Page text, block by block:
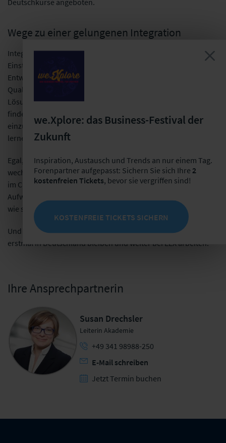
Wege zu einer gelungenen Integration
Integration in den Arbeitsmarkt ist mehr als nur das bloße
Einstellen einer Person und selbst daran scheitert es allzu oft.
Entweder reichen die Deutschkenntnisse nicht aus oder die
Qualifikationen passen nicht zur Stellenausschreibung. Die
Lösung: sich die Offenheit zu bewahren und den Mut zu
finden, sich auf verschiedene Erfahrungen und Perspektiven
einzulassen. Es geht darum, voneinander und miteinander zu
lernen.
Egal, ob das nun bedeutet, die Teamsprache auf Englisch zu
wechseln oder es einfach mal mit jemanden ohne Erfahrung
im Clearing zu versuchen. Natürlich bedeutet das auch
Aufwand und ist mit einem gewissen Risiko verbunden, aber
wie sagt man so schön: „Wo ein Wille ist, da ist auch ein Weg“.
Und die Offenheit hat sich ausgezahlt. Anastasiia möchte
erstmal in Deutschland bleiben und weiter bei EEX arbeiten.
Ihre Ansprechpartnerin
Susan Drechsler
Leiterin Akademie
+49 341 98988-250
E-Mail schreiben
Jetzt Termin buchen
we.Xplore: das Business-Festival der
Zukunft
Inspiration, Austausch und Trends an nur einem Tag.
Forenpartner aufgepasst: Sichern Sie sich Ihre 2
kostenfreien Tickets, bevor sie vergriffen sind!
KOSTENFREIE TICKETS SICHERN